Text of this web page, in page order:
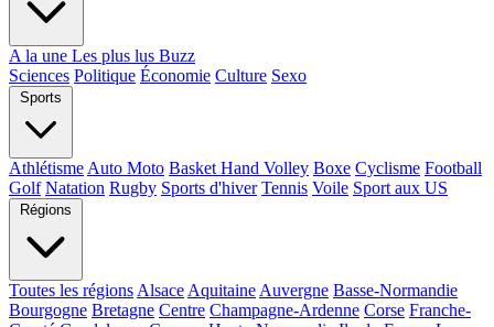
A la une Les plus lus Buzz
Sciences Politique Économie Culture Sexo
Sports
Athlétisme Auto Moto Basket Hand Volley Boxe Cyclisme Football
Golf Natation Rugby Sports d'hiver Tennis Voile Sport aux US
Régions
Toutes les régions Alsace Aquitaine Auvergne Basse-Normandie
Bourgogne Bretagne Centre Champagne-Ardenne Corse Franche-